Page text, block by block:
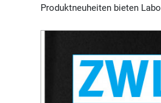
Produktneuheiten bieten